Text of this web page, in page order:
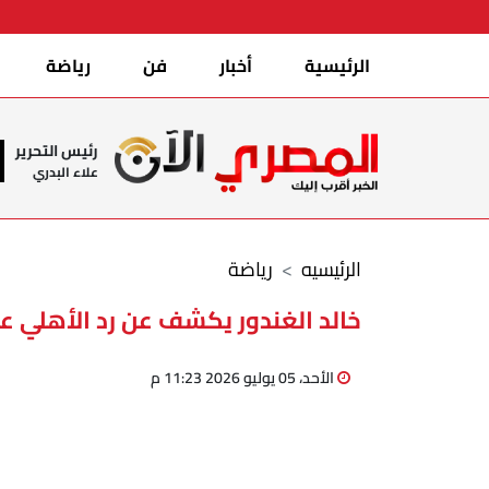
الرئيسية أخبار فن رياضة
رئيس التحرير
علاء البدري
رياضة الرئيسيه
خالد الغندور يكشف عن رد
الأحد، 05 يوليو 2026 11:23 م